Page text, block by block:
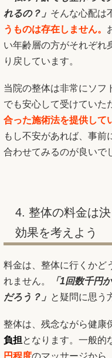
れるの？」 そんな心配は
うものは存在しません。
い年齢層の方がそれぞれ
り戻しています。
当院の整体は非常にソフ
でも安心して受けていた
合った施術法を提供して
もし不安があれば、事前
合わせてみるのが良いで
4. 整体の料金は
効果を考えよう
料金は、整体に行くかど
れません。
「1回数千円
だろう？」 と疑問に思う
整体は、残念ながら健康
負担となります。一般的
円程度のマッサージから